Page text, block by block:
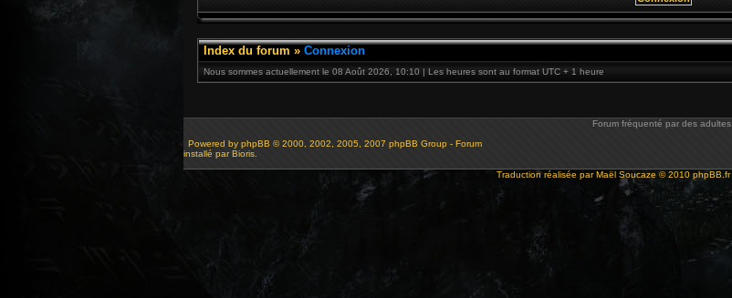
Index du forum » Connexion
Nous sommes actuellement le 08 Août 2026, 10:10 | Les heures sont au format UTC + 1 heure
Forum fréquenté par des adultes.
Powered by phpBB © 2000, 2002, 2005, 2007 phpBB Group - Forum
installé par Bioris.
Traduction réalisée parMaël Soucaze © 2010 phpBB.fr